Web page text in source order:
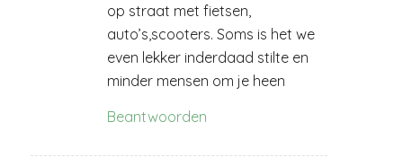
op straat met fietsen,
auto’s,scooters. Soms is het we
even lekker inderdaad stilte en
minder mensen om je heen
Beantwoorden